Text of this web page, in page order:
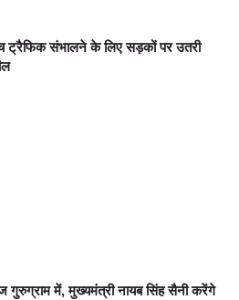
ट्रैफिक संभालने के लिए सड़कों पर उतरी
गुरुग्राम में, मुख्यमंत्री नायब सिंह सैनी करेंगे